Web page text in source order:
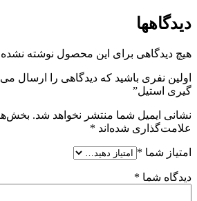
دیدگاهها
هیچ دیدگاهی برای این محصول نوشته
اولین نفری باشید که دیدگاهی را ارسال
گیری استیل”
نشانی ایمیل شما منتشر نخواهد شد.
علامت‌گذاری شده‌اند *
امتیاز شما *
دیدگاه شما *